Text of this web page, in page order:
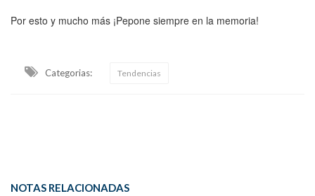
Por esto y mucho más ¡Pepone siempre en la memoria!
Categorias: Tendencias
NOTAS RELACIONADAS